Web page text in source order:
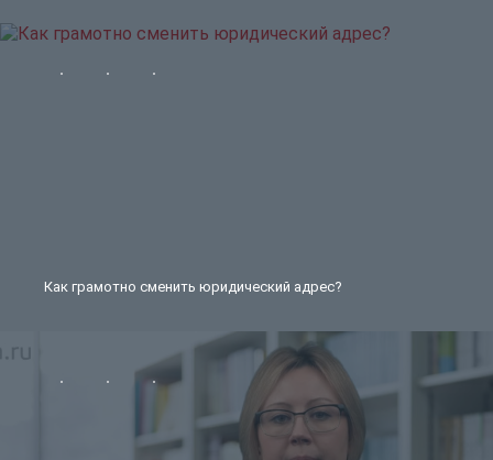
Как грамотно сменить юридический адрес?